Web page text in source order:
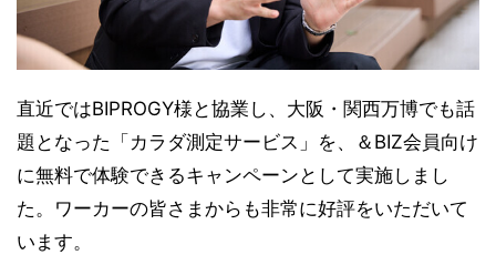
直近ではBIPROGY様と協業し、大阪・関西万博でも話
題となった「カラダ測定サービス」を、＆BIZ会員向け
に無料で体験できるキャンペーンとして実施しまし
た。ワーカーの皆さまからも非常に好評をいただいて
います。